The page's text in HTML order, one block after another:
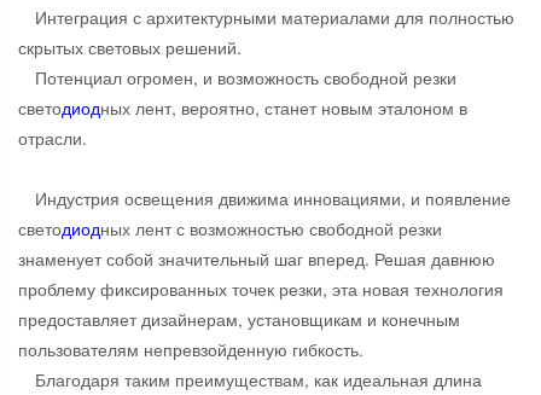
Интеграция с архитектурными материалами для полностью
скрытых световых решений.
Потенциал огромен, и возможность свободной резки
светодиодных лент, вероятно, станет новым эталоном в
отрасли.
Индустрия освещения движима инновациями, и появление
светодиодных лент с возможностью свободной резки
знаменует собой значительный шаг вперед. Решая давнюю
проблему фиксированных точек резки, эта новая технология
предоставляет дизайнерам, установщикам и конечным
пользователям непревзойденную гибкость.
Благодаря таким преимуществам, как идеальная длина